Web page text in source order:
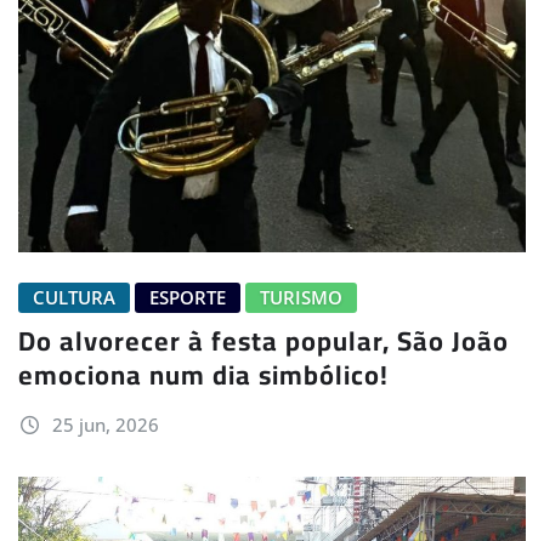
CULTURA ESPORTE TURISMO
Do alvorecer à festa popular, São João
emociona num dia simbólico!
25 jun, 2026